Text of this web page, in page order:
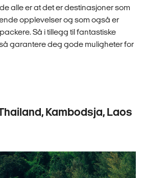
alle er at det er destinasjoner som
opplevelser og som også er
Så i tillegg til fantastiske
garantere deg gode muligheter for
Kambodsja, Laos